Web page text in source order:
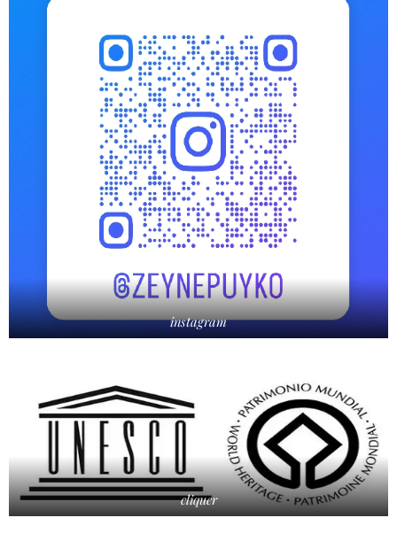
instagram
cliquer